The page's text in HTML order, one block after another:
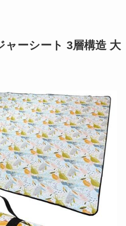
ャーシート 3層構造 大